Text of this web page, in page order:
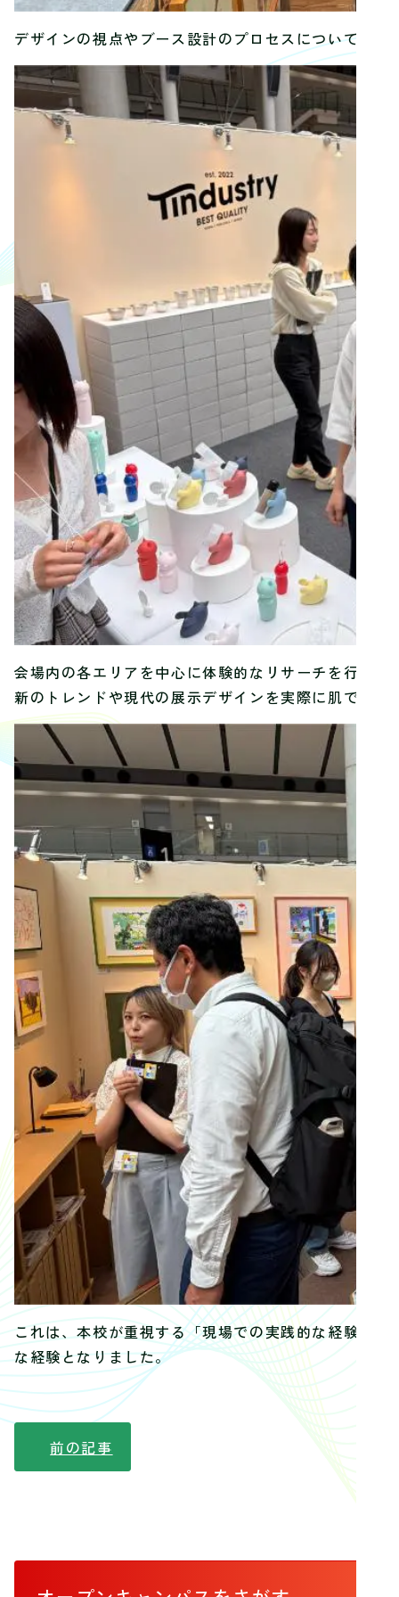
デザインの視点やブース設計のプロセスについて、
会場内の各エリアを中心に体験的なリサーチを行い
新のトレンドや現代の展示デザインを実際に肌で感
これは、本校が重視する「現場での実践的な経験を
な経験となりました。
前の記事